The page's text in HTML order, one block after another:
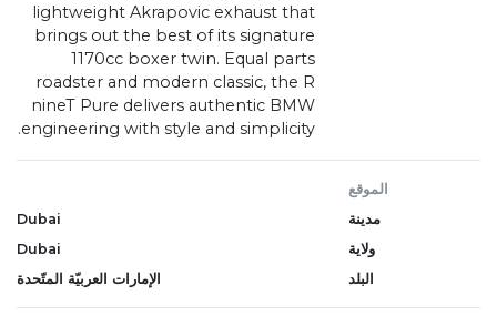
lightweight Akrapovic exhaust that
brings out the best of its signature
1170cc boxer twin. Equal parts
roadster and modern classic, the R
nineT Pure delivers authentic BMW
engineering with style and simplicity.
الموقع
مدينة
Dubai
ولاية
Dubai
البلد
الإمارات العربيّة المتّحدة